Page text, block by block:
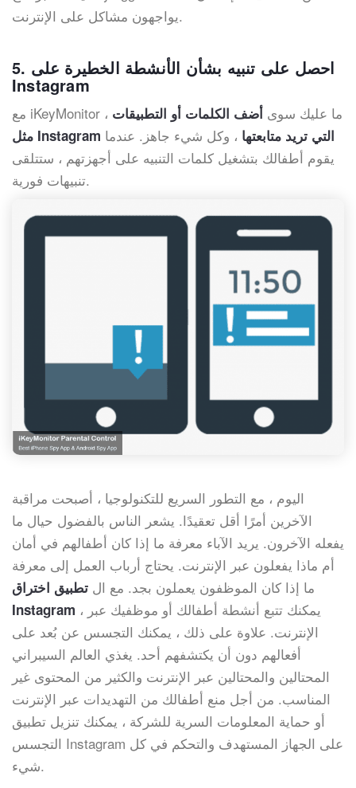
يواجهون مشاكل على الإنترنت.
5. احصل على تنبيه بشأن الأنشطة الخطيرة على
Instagram
مع iKeyMonitor ، ما عليك سوى أضف الكلمات أو التطبيقات
مثل Instagram التي تريد متابعتها ، وكل شيء جاهز. عندما
يقوم أطفالك بتشغيل كلمات التنبيه على أجهزتهم ، ستتلقى
تنبيهات فورية.
اليوم ، مع التطور السريع للتكنولوجيا ، أصبحت مراقبة
الآخرين أمرًا أقل تعقيدًا. يشعر الناس بالفضول حيال ما
يفعله الآخرون. يريد الآباء معرفة ما إذا كان أطفالهم في أمان
أم ماذا يفعلون عبر الإنترنت. يحتاج أرباب العمل إلى معرفة
ما إذا كان الموظفون يعملون بجد. مع ال تطبيق اختراق
Instagram ، يمكنك تتبع أنشطة أطفالك أو موظفيك عبر
الإنترنت. علاوة على ذلك ، يمكنك التجسس عن بُعد على
أفعالهم دون أن يكتشفهم أحد. يغذي العالم السيبراني
المحتالين والمحتالين عبر الإنترنت والكثير من المحتوى غير
المناسب. من أجل منع أطفالك من التهديدات عبر الإنترنت
أو حماية المعلومات السرية للشركة ، يمكنك تنزيل تطبيق
التجسس Instagram على الجهاز المستهدف والتحكم في كل
شيء.